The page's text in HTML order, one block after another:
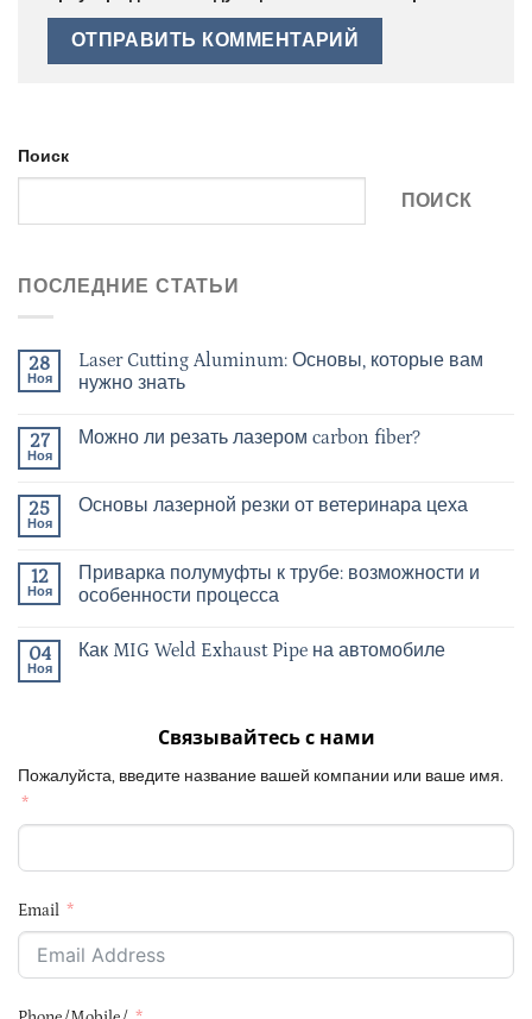
Поиск
ПОИСК
ПОСЛЕДНИЕ СТАТЬИ
28
Ноя
Laser Cutting Aluminum: Основы, которые вам
нужно знать
27
Ноя
Можно ли резать лазером carbon fiber?
25
Ноя
Основы лазерной резки от ветеринара цеха
12
Ноя
Приварка полумуфты к трубе: возможности и
особенности процесса
04
Ноя
Как MIG Weld Exhaust Pipe на автомобиле
Связывайтесь с нами
Пожалуйста, введите название вашей компании или ваше имя.
Email